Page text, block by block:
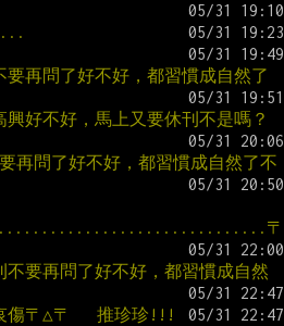
...
再問了好不好，都習慣成自然了
好不好，馬上又要休刊不是嗎？
再問了好不好，都習慣成自然了不
〒
要再問了好不好，都習慣成自然
傷〒△〒   推珍珍!!!